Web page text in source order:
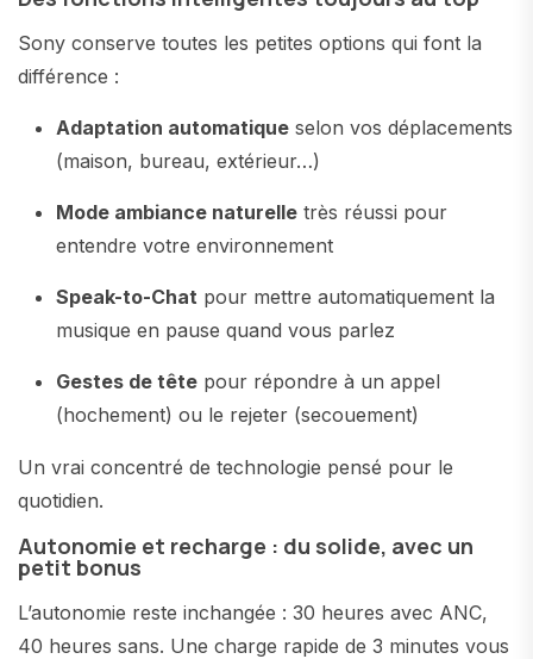
Sony conserve toutes les petites options qui font la
différence :
Adaptation automatique selon vos déplacements
(maison, bureau, extérieur…)
Mode ambiance naturelle très réussi pour
entendre votre environnement
Speak-to-Chat pour mettre automatiquement la
musique en pause quand vous parlez
Gestes de tête pour répondre à un appel
(hochement) ou le rejeter (secouement)
Un vrai concentré de technologie pensé pour le
quotidien.
Autonomie et recharge : du solide, avec un
petit bonus
L’autonomie reste inchangée : 30 heures avec ANC,
40 heures sans. Une charge rapide de 3 minutes vous